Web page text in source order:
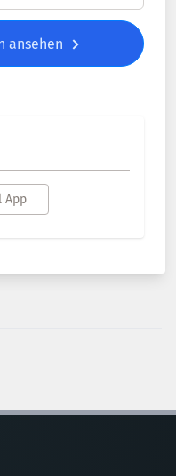
ansehen
App